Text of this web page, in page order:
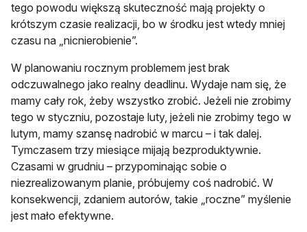
tego powodu większą skuteczność mają projekty o
krótszym czasie realizacji, bo w środku jest wtedy mniej
czasu na „nicnierobienie”.
W planowaniu rocznym problemem jest brak
odczuwalnego jako realny deadlinu. Wydaje nam się, że
mamy cały rok, żeby wszystko zrobić. Jeżeli nie zrobimy
tego w styczniu, pozostaje luty, jeżeli nie zrobimy tego w
lutym, mamy szansę nadrobić w marcu – i tak dalej.
Tymczasem trzy miesiące mijają bezproduktywnie.
Czasami w grudniu – przypominając sobie o
niezrealizowanym planie, próbujemy coś nadrobić. W
konsekwencji, zdaniem autorów, takie „roczne” myślenie
jest mało efektywne.